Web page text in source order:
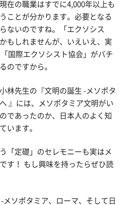
在の職業はすでに4,000年以上も
ことが分かります。必要となる
ないのですね。「エクソシス
もしれませんが、いえいえ、実
国際エクソシスト協会」がバチ
のですから。
林先生の『文明の誕生 -メソポタ
』には、メソポタミア文明がい
であったのか、日本人のよく知
います。
「定礎」のセレモニーも実はメ
す！ もし興味を持ったらぜひ読
ソポタミア、ローマ、そして日